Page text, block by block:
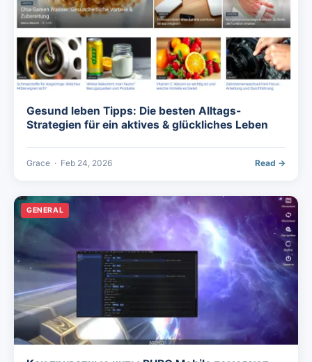
Gesund leben Tipps: Die besten Alltags-
Strategien für ein aktives & glückliches Leben
Grace · Feb 24, 2026 Read →
GENERAL